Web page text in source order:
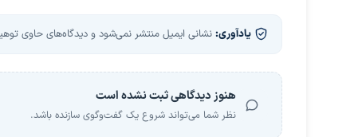
یادآوری: نشانی ایمیل منتشر نمی‌شود و دیدگاه‌های حاوی
هنوز دیدگاهی ثبت نشده است
نظر شما می‌تواند شروع یک گفت‌وگوی سازنده باشد.